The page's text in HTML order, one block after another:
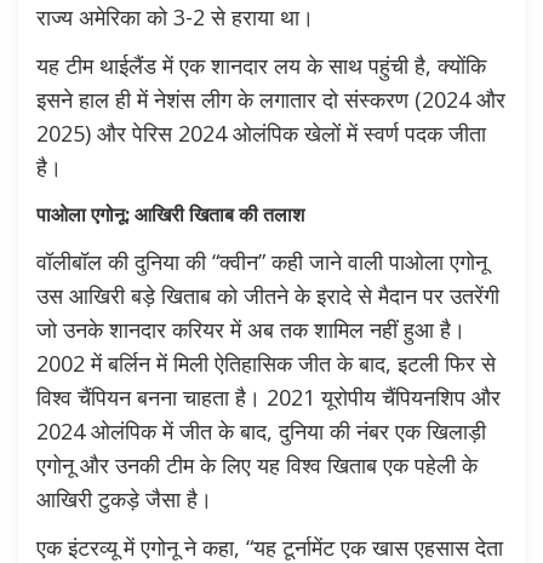
राज्य अमेरिका को 3-2 से हराया था।
यह टीम थाईलैंड में एक शानदार लय के साथ पहुंची है, क्योंकि
इसने हाल ही में नेशंस लीग के लगातार दो संस्करण (2024 और
2025) और पेरिस 2024 ओलंपिक खेलों में स्वर्ण पदक जीता
है।
पाओला एगोनू: आखिरी खिताब की तलाश
वॉलीबॉल की दुनिया की “क्वीन” कही जाने वाली पाओला एगोनू
उस आखिरी बड़े खिताब को जीतने के इरादे से मैदान पर उतरेंगी
जो उनके शानदार करियर में अब तक शामिल नहीं हुआ है।
2002 में बर्लिन में मिली ऐतिहासिक जीत के बाद, इटली फिर से
विश्व चैंपियन बनना चाहता है। 2021 यूरोपीय चैंपियनशिप और
2024 ओलंपिक में जीत के बाद, दुनिया की नंबर एक खिलाड़ी
एगोनू और उनकी टीम के लिए यह विश्व खिताब एक पहेली के
आखिरी टुकड़े जैसा है।
एक इंटरव्यू में एगोनू ने कहा, “यह टूर्नामेंट एक खास एहसास देता